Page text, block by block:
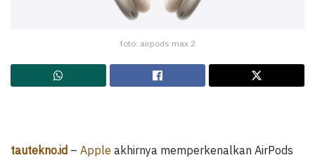
foto: airpods max 2
tautekno.id – Apple akhirnya memperkenalkan AirPods